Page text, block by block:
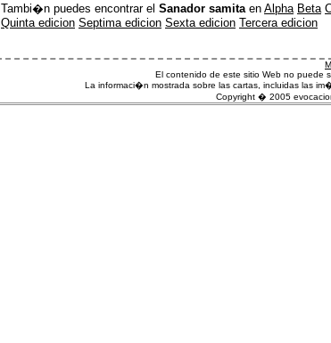
Tambi�n puedes encontrar el Sanador samita en Alpha Beta
Quinta edicion Septima edicion Sexta edicion Tercera edicion
El contenido de este sitio Web no puede
La informaci�n mostrada sobre las cartas, incluidas las
Copyright � 2005